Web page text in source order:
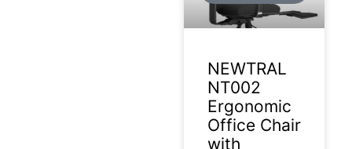
NEWTRAL
NT002
Ergonomic
Office Chair
with